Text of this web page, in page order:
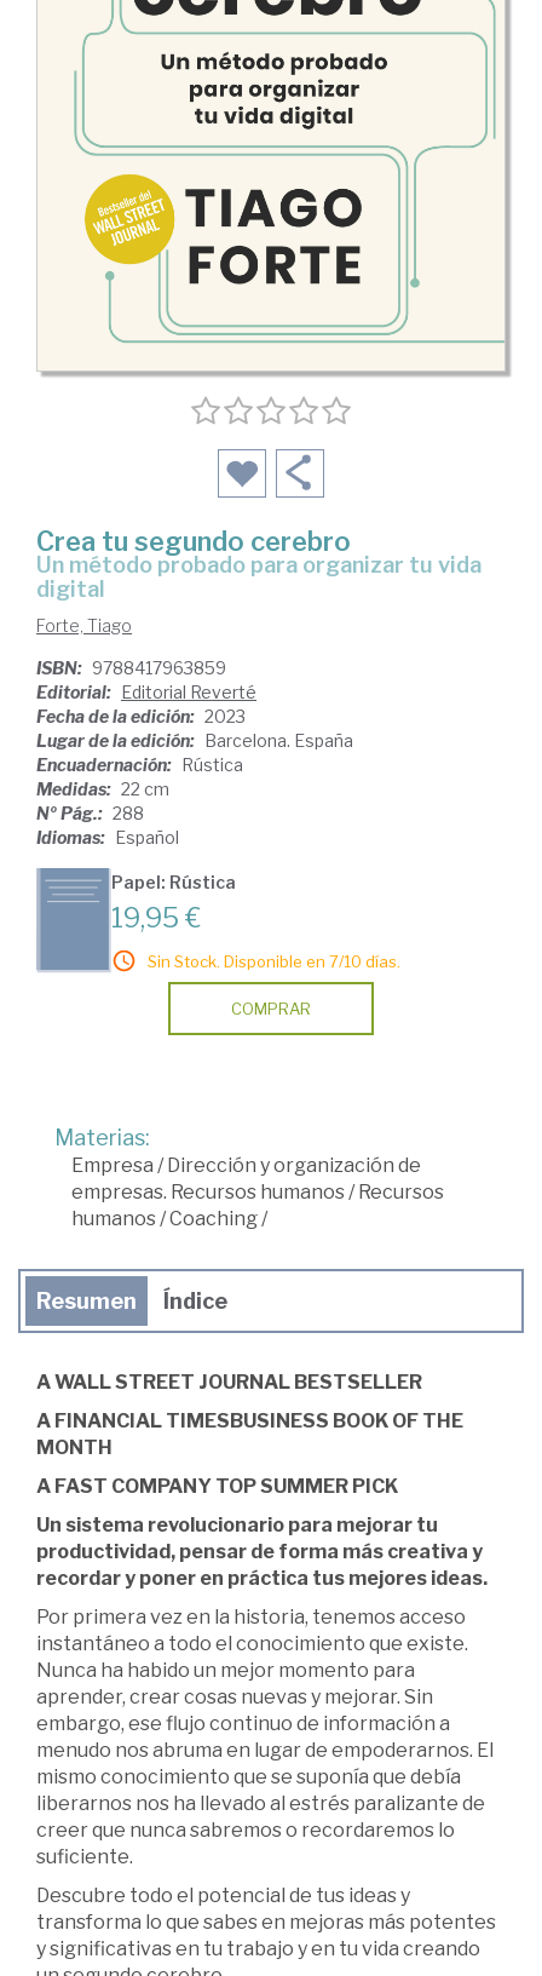
Crea tu segundo cerebro
un método probado para organizar tu vida
digital
Forte, Tiago
ISBN: 9788417963859
Editorial: Editorial Reverté
Fecha de la edición: 2023
Lugar de la edición: Barcelona. España
Encuadernación: Rústica
Medidas: 22 cm
Nº Pág.: 288
Idiomas: Español
Papel: Rústica
19,95 €
Sin Stock. Disponible en 7/10 días.
COMPRAR
Materias:
Empresa /Dirección y organización de
empresas. Recursos humanos/Recursos
humanos/Coaching/
Resumen Índice
A WALL STREET JOURNAL BESTSELLER
A FINANCIAL TIMESBUSINESS BOOK OF THE
MONTH
A FAST COMPANY TOP SUMMER PICK
Un sistema revolucionario para mejorar tu
productividad, pensar de forma más creativa y
recordar y poner en práctica tus mejores ideas.
Por primera vez en la historia, tenemos acceso
instantáneo a todo el conocimiento que existe.
Nunca ha habido un mejor momento para
aprender, crear cosas nuevas y mejorar. Sin
embargo, ese flujo continuo de información a
menudo nos abruma en lugar de empoderarnos. El
mismo conocimiento que se suponía que debía
liberarnos nos ha llevado al estrés paralizante de
creer que nunca sabremos o recordaremos lo
suficiente.
Descubre todo el potencial de tus ideas y
transforma lo que sabes en mejoras más potentes
y significativas en tu trabajo y en tu vida creando